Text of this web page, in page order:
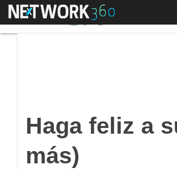
Menú
Haga feliz a
más)